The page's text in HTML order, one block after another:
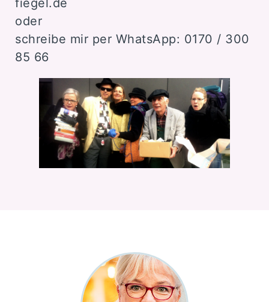
oder
schreibe mir per WhatsApp: 0170 / 300
85 66